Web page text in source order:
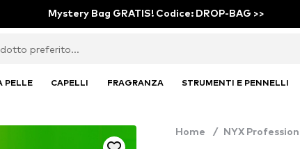
Mystery Bag GRATIS! Codice: DROP-BAG >>
PELLE CAPELLI FRAGRANZA STRUMENTI E PENNELLI
Home / NYX